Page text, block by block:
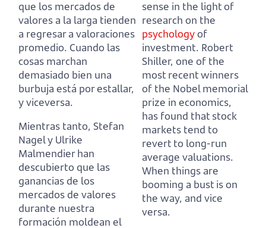
que los mercados de
valores a la larga tienden
a regresar a valoraciones
promedio. Cuando las
cosas marchan
demasiado bien una
burbuja está por estallar,
y viceversa.
Mientras tanto, Stefan
Nagel y Ulrike
Malmendier han
descubierto que las
ganancias de los
mercados de valores
durante nuestra
formación moldean el
sense in the light of
research on the
psychologyof
investment. Robert
Shiller, one of the
most recent winners
of the Nobel memorial
prize in economics,
has found that stock
markets tend to
revert to long-run
average valuations.
When things are
booming a bust is on
the way, and vice
versa.